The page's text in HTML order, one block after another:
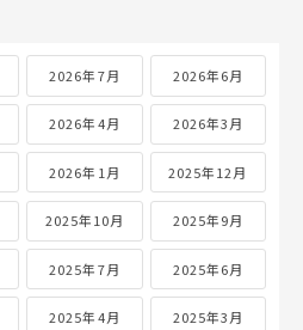
2026年7月 2026年6月
2026年4月 2026年3月
2026年1月 2025年12月
2025年10月 2025年9月
2025年7月 2025年6月
2025年4月 2025年3月